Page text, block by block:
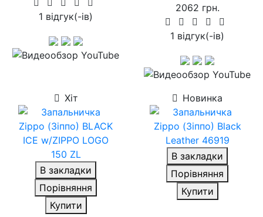
1 вiдгук(-iв)
2062 грн.
1 вiдгук(-iв)
Хіт
В закладки
Порівняння
Купити
Новинка
В закладки
Порівняння
Купити